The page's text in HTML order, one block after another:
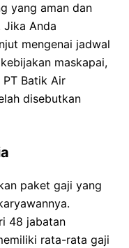
yang aman dan
Jika Anda
mengenai jadwal
maskapai,
Batik Air
disebutkan
paket gaji yang
48 jabatan
rata-rata gaji